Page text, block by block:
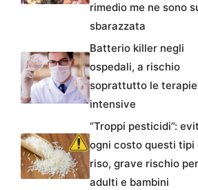
rimedio me ne sono
sbarazzata
Batterio killer negli
ospedali, a rischio
soprattutto le terapie
intensive
“Troppi pesticidi”:
ogni costo questi tipi
riso, grave rischio per
adulti e bambini